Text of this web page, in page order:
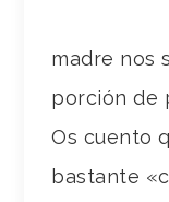
madre nos
porción de
Os cuento
bastante